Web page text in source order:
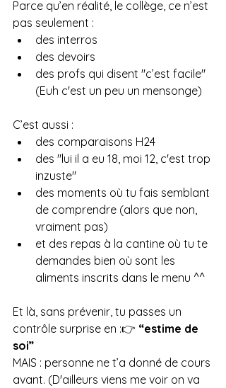
Parce qu’en réalité, le collège, ce n’est
pas seulement :
des interros
des devoirs
des profs qui disent "c’est facile"
(Euh c'est un peu un mensonge)
C’est aussi :
des comparaisons H24
des "lui il a eu 18, moi 12, c'est trop
inzuste"
des moments où tu fais semblant
de comprendre (alors que non,
vraiment pas)
et des repas à la cantine où tu te
demandes bien où sont les
aliments inscrits dans le menu ^^
Et là, sans prévenir, tu passes un
contrôle surprise en :👉 “estime de
soi”
MAIS : personne ne t’a donné de cours
avant. (D'ailleurs viens me voir on va